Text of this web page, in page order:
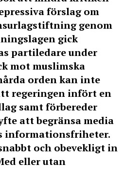
förslag om
genom
gick
partiledare under
mot muslimska
orden kan inte
regeringen infört en
samt förbereder
att begränsa media
informationsfriheter.
och obevekligt in
eller utan